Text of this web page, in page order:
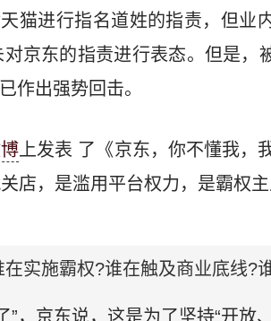
猫进行指名道姓的指责，但业
京东的指责进行表态。但是，
作出强势回击。
上发表 了《京东，你不懂我，
店，是滥用平台权力，是霸权主
实施霸权?谁在触及商业底线?
，京东说，这是为了坚持“开放